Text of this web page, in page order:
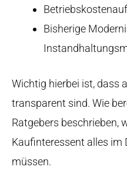
Bisherige
Wichtig hierbei ist, dass
transparent sind. Wie
Ratgebers beschrieben,
Kaufinteressent alles im
müssen.